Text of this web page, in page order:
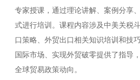
专家授课，通过理论讲解、案例分享
式进行培训。课程内容涉及中美关税
口策略、外贸出口相关知识培训和技
国际市场、实现外贸破零提供了指导
全球贸易政策动向。